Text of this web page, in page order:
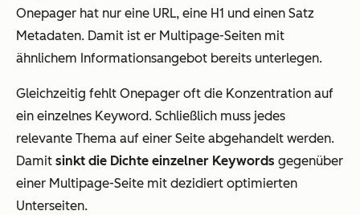
Onepager hat nur eine URL, eine H1 und einen Satz
Metadaten. Damit ist er Multipage-Seiten mit
ähnlichem Informationsangebot bereits unterlegen.
Gleichzeitig fehlt Onepager oft die Konzentration auf
ein einzelnes Keyword. Schließlich muss jedes
relevante Thema auf einer Seite abgehandelt werden.
Damit sinkt die Dichte einzelner Keywords gegenüber
einer Multipage-Seite mit dezidiert optimierten
Unterseiten.